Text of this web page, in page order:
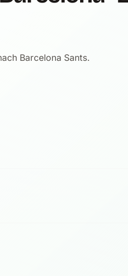
Barcelona Sants.